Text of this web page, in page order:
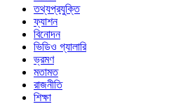
তথ্যপ্রযুক্তি
ফ্যাশন
বিনোদন
ভিডিও গ্যালারি
ভ্রমণ
মতামত
রাজনীতি
শিক্ষা